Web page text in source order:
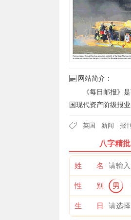
网站简介：
《每日邮报》
国现代资产阶级报
英国 新闻 报刊
八字精批
姓 名
性 别 男
生 日